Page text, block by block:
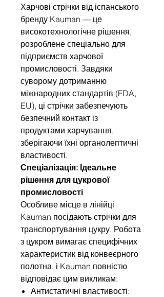
Харчові стрічки від іспанського
бренду Kauman — це
високотехнологічне рішення,
розроблене спеціально для
підприємств харчової
промисловості. Завдяки
суворому дотриманню
міжнародних стандартів (FDA,
EU), ці стрічки забезпечують
безпечний контакт із
продуктами харчування,
зберігаючи їхні органолептичні
властивості.
Спеціалізація: Ідеальне
рішення для цукрової
промисловості
Особливе місце в лінійці
Kauman посідають стрічки для
транспортування цукру. Робота
з цукром вимагає специфічних
характеристик від конвеєрного
полотна, і Kauman повністю
відповідає цим викликам:
Антистатичні властивості: